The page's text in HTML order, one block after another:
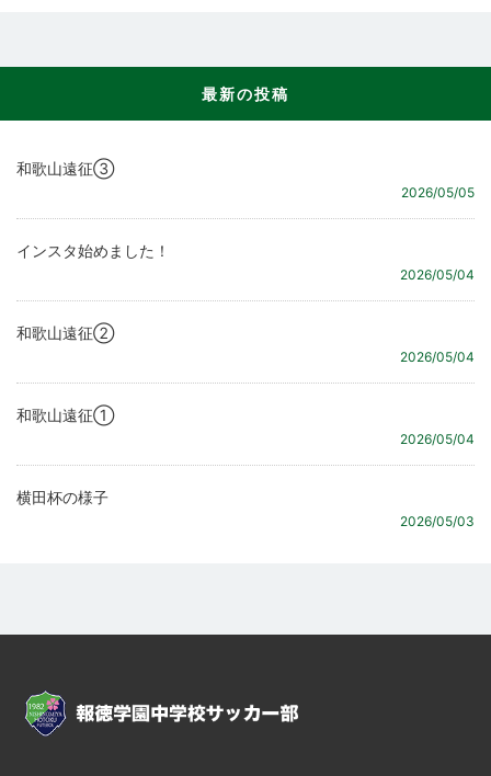
最新の投稿
和歌山遠征③
2026/05/05
インスタ始めました！
2026/05/04
和歌山遠征②
2026/05/04
和歌山遠征①
2026/05/04
横田杯の様子
2026/05/03